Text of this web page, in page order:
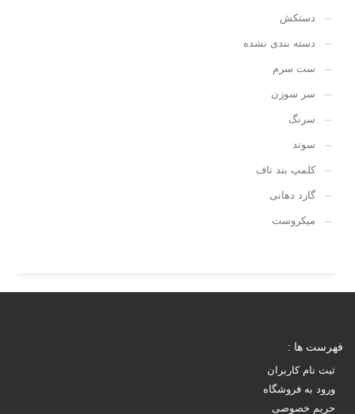
دستکش
دسته بندی نشده
ست سرم
سر سوزن
سرنگ
سوند
کلمپ بند ناف
گارد دهانی
میکروست
فهرست ها :
ثبت نام کاربران
ورود به فروشگاه
حریم خصوصی